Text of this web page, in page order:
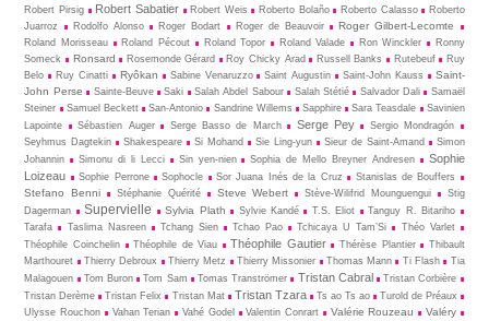
Robert Pirsig
Robert Sabatier Robert Weis Roberto Bolaño Roberto Calasso
Roberto
Juarroz
Rodolfo Alonso Roger Bodart Roger de Beauvoir Roger Gilbert-Lecomte
Roland Morisseau Roland Pécout Roland Topor Roland Valade Ron Winckler
Ronny
Someck
Ronsard Rosemonde Gérard Roy Chicky Arad Russell Banks Rutebeuf
Ruy
Belo
Ruy Cinatti Ryôkan Sabine Venaruzzo Saint Augustin Saint-John Kauss
Saint-
John Perse
Sainte-Beuve Saki Salah Abdel Sabour Salah Stétié Salvador Dali
Samaël
Steiner
Samuel Beckett San-Antonio Sandrine Willems Sapphire Sara Teasdale
Savinien
Lapointe
Sébastien Auger Serge Basso de March Serge Pey
Sergio Mondragón
Seyhmus Dagtekin
Shakespeare Si Mohand Sie Ling-yun Sieur de Saint-Amand
Simon
Johannin
Simonu di li Lecci Sin yen-nien Sophia de Mello Breyner Andresen
Sophie
Loizeau
Sophie Perrone Sophocle Sor Juana Inés de la Cruz Stanislas de Bouffers
Stefano Benni Stéphanie Quérité Steve Webert Stève-Wilifrid Mounguengui
Stig
Dagerman
Supervielle Sylvia Plath Sylvie Kandé T.S. Eliot
Tanguy R. Bitariho
Tarafa
Taslima Nasreen Tchang Sien Tchao Pao Tchicaya U Tam’Si
Théo Varlet
Théophile Coinchelin
Théophile de Viau Théophile Gautier Thérèse Plantier
Thibault
Marthouret
Thierry Debroux Thierry Metz Thierry Missonier Thomas Mann Ti Flash
Tia
Malagouen
Tom Buron Tom Sam Tomas Tranströmer Tristan Cabral
Tristan Corbière
Tristan Derème
Tristan Felix Tristan Mat Tristan Tzara Ts ao Ts ao
Turold de Préaux
Ulysse Rouchon
Vahan Terian Vahé Godel Valentin Conrart Valérie Rouzeau Valéry